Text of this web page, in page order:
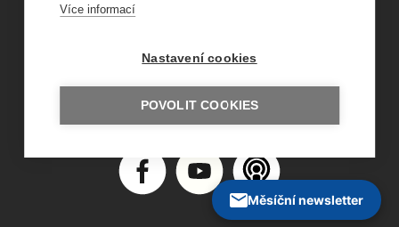
©Obecně prospěšná společnost Sirius
ISSN 1805-8876
Odběr novinek e-mailem
Měsíční newsletter
Více informací
Nastavení cookies
POVOLIT COOKIES